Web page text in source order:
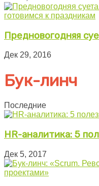
Предновогодняя
Дек 29, 2016
Бук-линч
Последние
HR-аналитика: 5
Дек 5, 2017